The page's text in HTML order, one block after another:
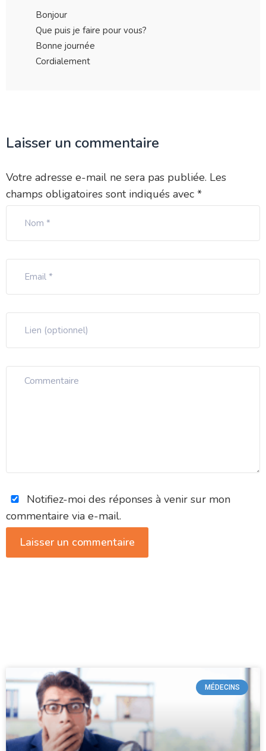
Bonjour
Que puis je faire pour vous?
Bonne journée
Cordialement
Laisser un commentaire
Votre adresse e-mail ne sera pas publiée. Les
champs obligatoires sont indiqués avec *
Notifiez-moi des réponses à venir sur mon
commentaire via e-mail.
MÉDECINS